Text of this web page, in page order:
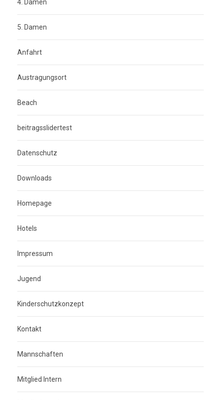
4. Damen
5. Damen
Anfahrt
Austragungsort
Beach
beitragsslidertest
Datenschutz
Downloads
Homepage
Hotels
Impressum
Jugend
Kinderschutzkonzept
Kontakt
Mannschaften
Mitglied Intern